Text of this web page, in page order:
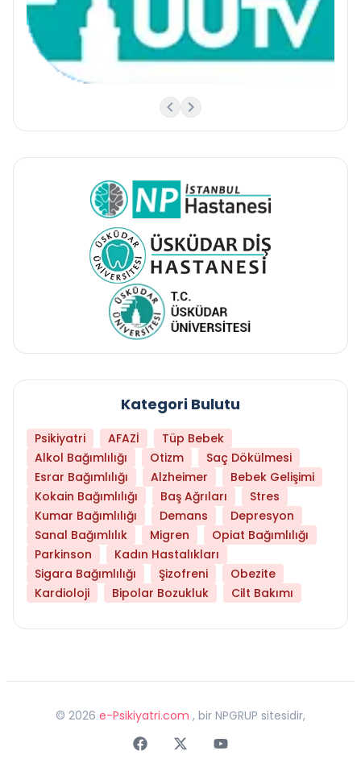
Kategori Bulutu
Psikiyatri AFAZİ
Tüp Bebek
Alkol Bağımlılığı
Otizm
Saç Dökülmesi
Esrar Bağımlılığı
Alzheimer
Bebek Gelişimi
Kokain Bağımlılığı
Baş Ağrıları
Stres
Kumar Bağımlılığı
Demans
Depresyon
Sanal Bağımlılık
Migren
Opiat Bağımlılığı
Parkinson
Kadın Hastalıkları
Sigara Bağımlılığı
Şizofreni
Obezite
Kardioloji
Bipolar Bozukluk Cilt Bakımı
© 2026 e-Psikiyatri.com , bir NPGRUP sitesidir,